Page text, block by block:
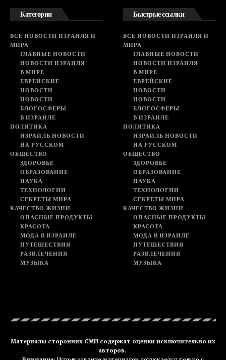
Категории
ВСЕ НОВОСТИ ИЗРАИЛЯ И
МИРА
ГЛАВНЫЕ НОВОСТИ
НОВОСТИ ИЗРАИЛЯ
В МИРЕ
ЕВРЕЙСКИЕ
НОВОСТИ
НОВОСТИ
БЛОГОСФЕРЫ
В ИЗРАИЛЕ
ПОЛИТИКА
ИЗРАИЛЬ НОВОСТИ
НА РУССКОМ
ОБЩЕСТВО
ЗДОРОВЬЕ
ОБРАЗОВАНИЕ
НАУКА
ТЕХНОЛОГИИ
СЕКРЕТЫ МИРА
КАЧЕСТВО ЖИЗНИ
ОПАСНЫЕ ПРОДУКТЫ
КРАСОТА
МОДА В ИЗРАИЛЕ
ПУТЕШЕСТВИЯ
РАЗВЛЕЧЕНИЯ
МУЗЫКА
Быстрые ссылки
ВСЕ НОВОСТИ ИЗРАИЛЯ И
МИРА
ГЛАВНЫЕ НОВОСТИ
НОВОСТИ ИЗРАИЛЯ
В МИРЕ
ЕВРЕЙСКИЕ
НОВОСТИ
НОВОСТИ
БЛОГОСФЕРЫ
В ИЗРАИЛЕ
ПОЛИТИКА
ИЗРАИЛЬ НОВОСТИ
НА РУССКОМ
ОБЩЕСТВО
ЗДОРОВЬЕ
ОБРАЗОВАНИЕ
НАУКА
ТЕХНОЛОГИИ
СЕКРЕТЫ МИРА
КАЧЕСТВО ЖИЗНИ
ОПАСНЫЕ ПРОДУКТЫ
КРАСОТА
МОДА В ИЗРАИЛЕ
ПУТЕШЕСТВИЯ
РАЗВЛЕЧЕНИЯ
МУЗЫКА
Материалы сторонних СМИ содержат оценки исключительно их
авторов.